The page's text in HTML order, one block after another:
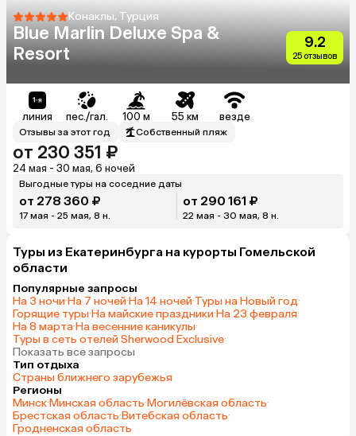
Конаклы, Турция
Blue Marlin Deluxe Spa &
Resort
9.2
25 отзывов
линия пес./гал. 100 м 55 км везде
Отзывы за этот год Собственный пляж
от 230 351 ₽
24 мая - 30 мая, 6 ночей
Выгодные туры на соседние даты
от 278 360 ₽
17 мая - 25 мая, 8 н.
от 290 161 ₽
22 мая - 30 мая, 8 н.
Туры из Екатеринбурга на курорты Гомельской
области
Популярные запросы
На 3 ночи·На 7 ночей·На 14 ночей·Туры на Новый год·
Горящие туры·На майские праздники·На 23 февраля·
На 8 марта·На весенние каникулы·
Туры в сеть отелей Sherwood Exclusive·
Показать все запросы
Тип отдыха
Страны ближнего зарубежья
Регионы
Минск·Минская область·Могилёвская область·
Брестская область·Витебская область·
Гродненская область